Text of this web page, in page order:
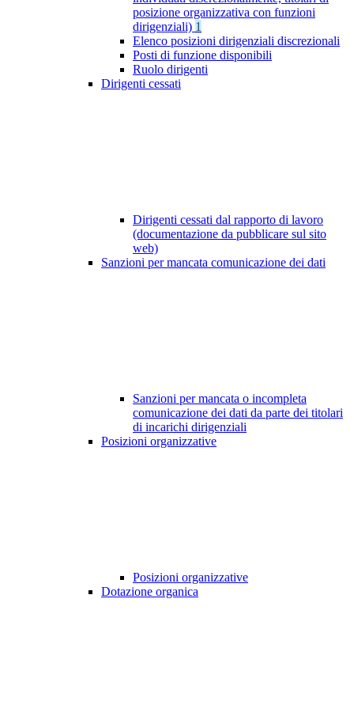
posizione organizzativa con funzioni
dirigenziali) 1
Elenco posizioni dirigenziali discrezionali
Posti di funzione disponibili
Ruolo dirigenti
Dirigenti cessati
Dirigenti cessati dal rapporto di lavoro
(documentazione da pubblicare sul sito
web)
Sanzioni per mancata comunicazione dei dati
Sanzioni per mancata o incompleta
comunicazione dei dati da parte dei titolari
di incarichi dirigenziali
Posizioni organizzative
Posizioni organizzative
Dotazione organica